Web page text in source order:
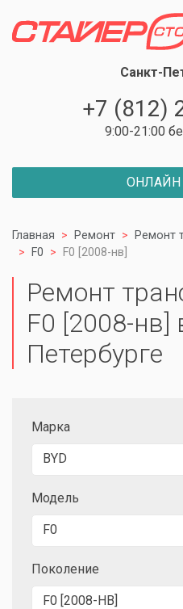
Санкт-
+7 (812)
9:00-21:00
ОНЛАЙН
Главная Ремонт Ремонт
F0
F0 [2008-нв]
Ремонт
F0 [2008-нв]
Петербурге
Марка
BYD
Модель
F0
Поколение
F0 [2008-НВ]